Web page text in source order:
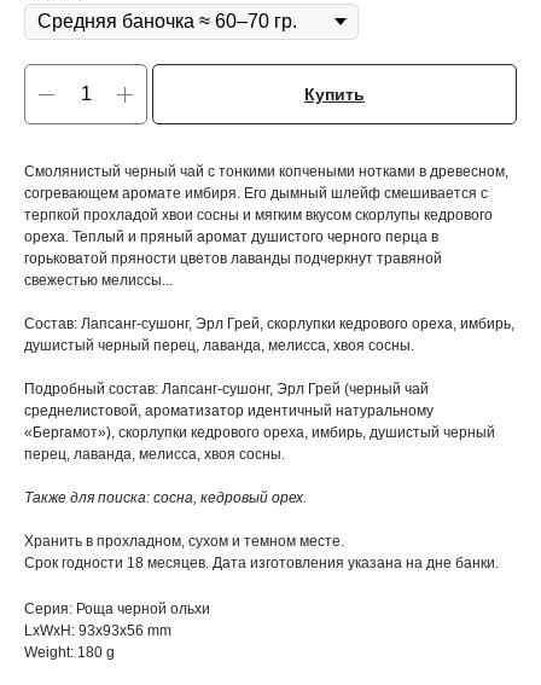
Купить
Смолянистый черный чай с тонкими копчеными нотками в древесном,
согревающем аромате имбиря. Его дымный шлейф смешивается с
терпкой прохладой хвои сосны и мягким вкусом скорлупы кедрового
ореха. Теплый и пряный аромат душистого черного перца в
горьковатой пряности цветов лаванды подчеркнут травяной
свежестью мелиссы...
Состав: Лапсанг-сушонг, Эрл Грей, скорлупки кедрового ореха, имбирь,
душистый черный перец, лаванда, мелисса, хвоя сосны.
Подробный состав: Лапсанг-сушонг, Эрл Грей (черный чай
среднелистовой, ароматизатор идентичный натуральному
«Бергамот»), скорлупки кедрового ореха, имбирь, душистый черный
перец, лаванда, мелисса, хвоя сосны.
Также для поиска: сосна, кедровый орех.
Хранить в прохладном, сухом и темном месте.
Срок годности 18 месяцев. Дата изготовления указана на дне банки.
Серия: Роща черной ольхи
LxWxH: 93x93x56 mm
Weight: 180 g